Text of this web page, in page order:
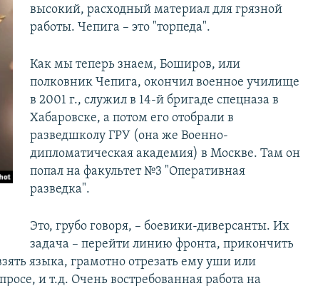
высокий, расходный материал для грязной
работы. Чепига – это "торпеда".
Как мы теперь знаем, Боширов, или
полковник Чепига, окончил военное училище
в 2001 г., служил в 14-й бригаде спецназа в
Хабаровске, а потом его отобрали в
разведшколу ГРУ (она же Военно-
дипломатическая академия) в Москве. Там он
попал на факультет №3 "Оперативная
разведка".
Это, грубо говоря, – боевики-диверсанты. Их
задача – перейти линию фронта, прикончить
языка, грамотно отрезать ему уши или
и т.д. Очень востребованная работа на